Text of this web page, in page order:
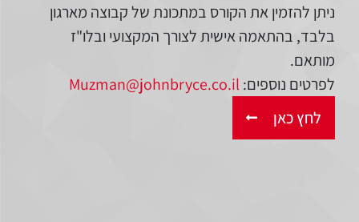
ניתן להזמין את הקורס במתכונת של קבוצה מארגון
בלבד, בהתאמה אישית לצורך המקצועי ובלו"ז
מותאם.
לפרטים נוספים: Muzman@johnbryce.co.il
לחץ כאן